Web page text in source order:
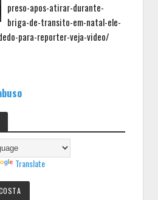
preso-apos-atirar-durante-
briga-de-transito-em-natal-ele-
para-reporter-veja-video/
Translate